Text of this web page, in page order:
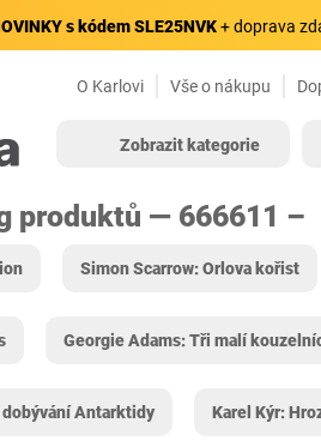
s kódem SLE25NVK+ doprava
O Karlovi Vše o nákupu
Zobrazit kategorie
produktů — 666611 –
Simon Scarrow: Orlova kořist
Georgie Adams: Tři malí
Antarktidy Karel Kýr: